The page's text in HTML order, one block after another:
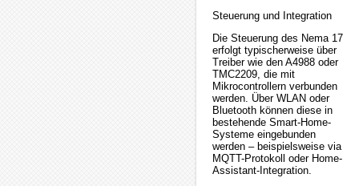
Steuerung und Integration
Die Steuerung des Nema 17
erfolgt typischerweise über
Treiber wie den A4988 oder
TMC2209, die mit
Mikrocontrollern verbunden
werden. Über WLAN oder
Bluetooth können diese in
bestehende Smart-Home-
Systeme eingebunden
werden – beispielsweise via
MQTT-Protokoll oder Home-
Assistant-Integration.